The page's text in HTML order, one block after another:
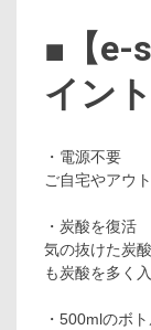
■【e-
イント
・電源不要
ご自宅やアウ
・炭酸を復活
気の抜けた炭
も炭酸を多く
・500mlのボ